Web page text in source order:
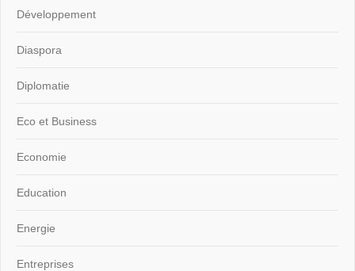
Développement
Diaspora
Diplomatie
Eco et Business
Economie
Education
Energie
Entreprises